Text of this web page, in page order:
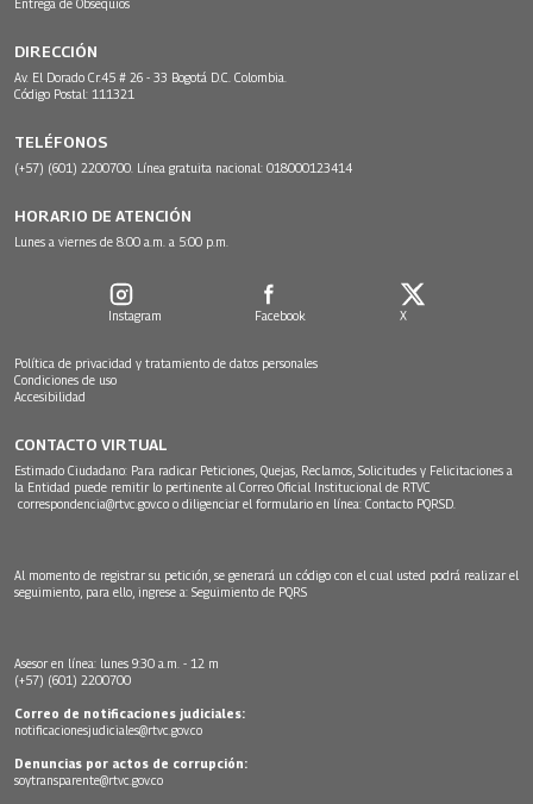
Entrega de Obsequios
DIRECCIÓN
Av. El Dorado Cr.45 # 26 - 33 Bogotá D.C. Colombia.
Código Postal: 111321
TELÉFONOS
(+57) (601) 2200700. Línea gratuita nacional: 018000123414
HORARIO DE ATENCIÓN
Lunes a viernes de 8:00 a.m. a 5:00 p.m.
Instagram Facebook X
Política de privacidad y tratamiento de datos personales
Condiciones de uso
Accesibilidad
CONTACTO VIRTUAL
Estimado Ciudadano: Para radicar Peticiones, Quejas, Reclamos, Solicitudes y Felicitaciones a
la Entidad puede remitir lo pertinente al Correo Oficial Institucional de RTVC
correspondencia@rtvc.gov.co o diligenciar el formulario en línea: Contacto PQRSD.
Al momento de registrar su petición, se generará un código con el cual usted podrá realizar el
seguimiento, para ello, ingrese a: Seguimiento de PQRS
Asesor en línea: lunes 9:30 a.m. - 12 m
(+57) (601) 2200700
Correo de notificaciones judiciales:
notificacionesjudiciales@rtvc.gov.co
Denuncias por actos de corrupción:
soytransparente@rtvc.gov.co